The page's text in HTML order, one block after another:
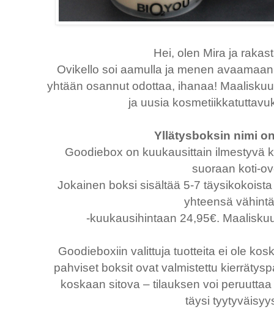
Hei, olen Mira ja
Ovikello soi aamulla ja menen
yhtään osannut odottaa, ihanaa!
ja uusia
Yllätysboksin nimi
Goodiebox on kuukausittain ilmestyvä
suoraan koti-
Jokainen boksi sisältää 5-7
yhteensä
-kuukausihintaan 24,95€.
Goodieboxiin valittuja tuotteita ei ole
pahviset boksit ovat valmistettu
koskaan sitova – tilauksen voi
täysi